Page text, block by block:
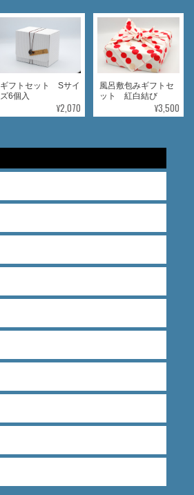
ギフトセット Sサイ
ズ6個入
¥2,070
風呂敷包みギフトセ
ット 紅白結び
¥3,500